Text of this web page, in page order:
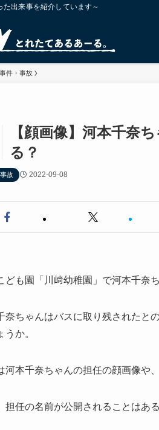
た出来事を紹介しています～
事件・事故
【顔画像】河本千奈
る？
故 2022-09-08
ども園「川﨑幼稚園」で河本千奈
奈ちゃんはバスに取り残されたと
うか。
河本千奈ちゃんの担任の顔画像や
担任の名前が公開されることはあ